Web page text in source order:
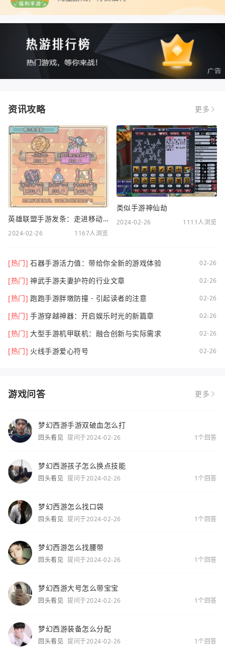
资讯攻略 更多
英雄联盟手游发条：走进移动电竞新时代
2024-02-26 1167人浏览
类似手游神仙劫
2024-02-26 1111人浏览
[热门] 石器手游活力值：带给你全新的游戏体验 02-26
[热门] 神武手游夫妻护符的行业文章 02-26
[热门] 跑跑手游胖墩防撞 - 引起读者的注意 02-26
[热门] 手游穿越神器：开启娱乐时光的新篇章 02-26
[热门] 大型手游机甲联机：融合创新与实际需求 02-26
[热门] 火线手游爱心符号 02-26
游戏问答 更多
梦幻西游手游双破血怎么打
回头看见 提问于2024-02-26 1个回答
梦幻西游孩子怎么换点技能
回头看见 提问于2024-02-26 1个回答
梦幻西游怎么找口袋
回头看见 提问于2024-02-26 1个回答
梦幻西游怎么找腰带
回头看见 提问于2024-02-26 1个回答
梦幻西游大号怎么带宝宝
回头看见 提问于2024-02-26 1个回答
梦幻西游装备怎么分配
回头看见 提问于2024-02-26 1个回答